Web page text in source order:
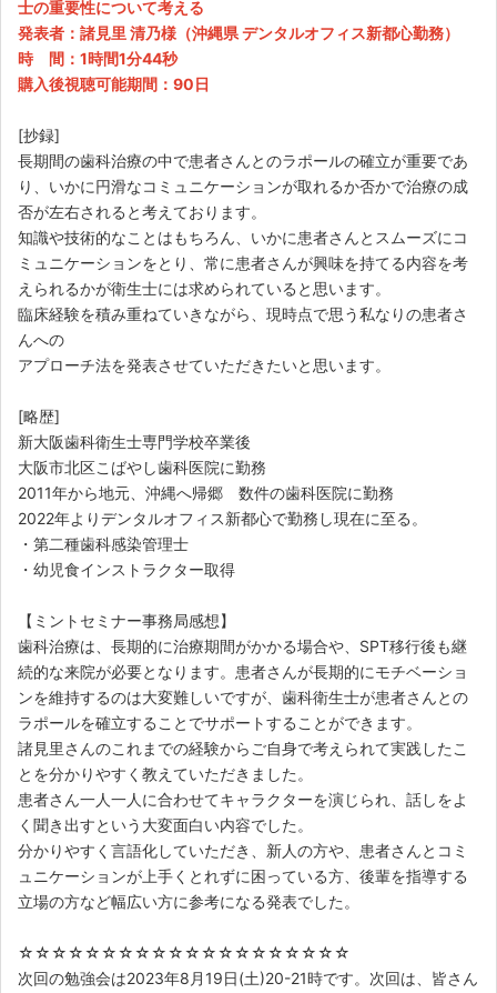
士の重要性について考える
発表者：諸見里 清乃様（沖縄県 デンタルオフィス新都心勤務）
時 間：1時間1分44秒
購入後視聴可能期間：90日
[抄録]
長期間の歯科治療の中で患者さんとのラポールの確立が重要であ
り、いかに円滑なコミュニケーションが取れるか否かで治療の成
否が左右されると考えております。
知識や技術的なことはもちろん、いかに患者さんとスムーズにコ
ミュニケーションをとり、常に患者さんが興味を持てる内容を考
えられるかが衛生士には求められていると思います。
臨床経験を積み重ねていきながら、現時点で思う私なりの患者さ
んへの
アプローチ法を発表させていただきたいと思います。
[略歴]
新大阪歯科衛生士専門学校卒業後
大阪市北区こばやし歯科医院に勤務
2011年から地元、沖縄へ帰郷 数件の歯科医院に勤務
2022年よりデンタルオフィス新都心で勤務し現在に至る。
・第二種歯科感染管理士
・幼児食インストラクター取得
【ミントセミナー事務局感想】
歯科治療は、長期的に治療期間がかかる場合や、SPT移行後も継
続的な来院が必要となります。患者さんが長期的にモチベーショ
ンを維持するのは大変難しいですが、歯科衛生士が患者さんとの
ラポールを確立することでサポートすることができます。
諸見里さんのこれまでの経験からご自身で考えられて実践したこ
とを分かりやすく教えていただきました。
患者さん一人一人に合わせてキャラクターを演じられ、話しをよ
く聞き出すという大変面白い内容でした。
分かりやすく言語化していただき、新人の方や、患者さんとコミ
ュニケーションが上手くとれずに困っている方、後輩を指導する
立場の方など幅広い方に参考になる発表でした。
☆☆☆☆☆☆☆☆☆☆☆☆☆☆☆☆☆☆☆☆
次回の勉強会は2023年8月19日(土)20-21時です。次回は、皆さん